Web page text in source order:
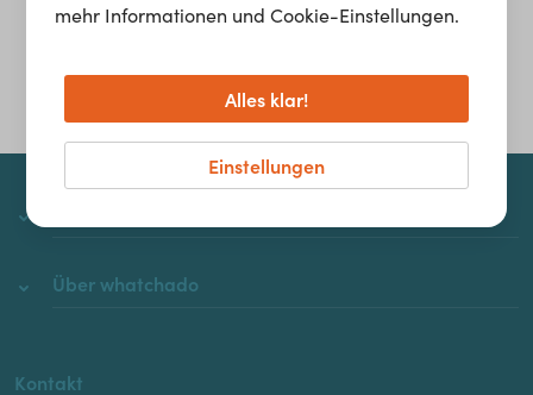
Über whatchado
Kontakt
mehr Informationen und Cookie-Einstellungen.
Einstellungen
Alles klar!